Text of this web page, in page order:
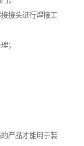
接头进行焊接工
；
产品才能用于装